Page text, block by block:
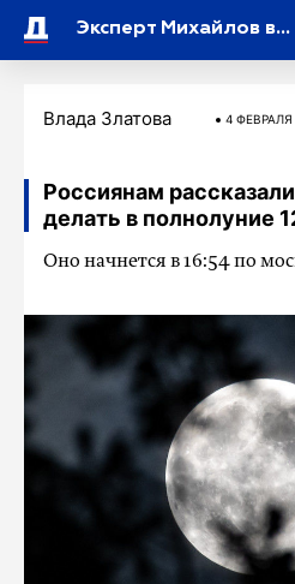
Эксперт Михайлов высказался о киберугрозах, которые могут появиться в будущем
Влада Златова 4 ФЕВРАЛЯ
Россиянам
делать в полнолуние
Оно начнется в 16:54 по